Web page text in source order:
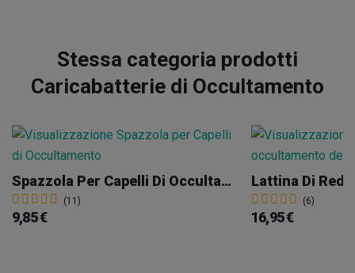
Stessa categoria prodotti
Caricabatterie di Occultamento
Spazzola Per Capelli Di Occultamento
(11)
9,85 €
(6)
16,95 €